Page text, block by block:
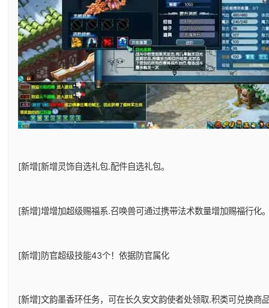
[新增[新增灵饰自选礼包.配件自选礼包。
[新增]增增加超级赐福系.召唤兽可通过携带法术数量增加赐福行化
[新增]防官超级技能43个！依据防官属化
[新增]文韵墨香环任务，可在长久安文韵使者处领取.积类可兑换商